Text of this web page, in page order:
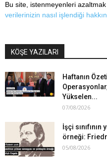
Bu site, istenmeyenleri
verilerinizin nasıl işlendiği
KÖŞE YAZILARI
Haftanın
Yükselen...
07/08/2026
İşçi sınıfının
örneği:
05/08/2026